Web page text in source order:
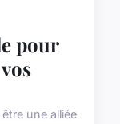
pour
une alliée